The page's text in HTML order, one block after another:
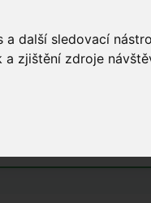
další sledovací
zjištění zdroje
Tělo a hygiena
přináší